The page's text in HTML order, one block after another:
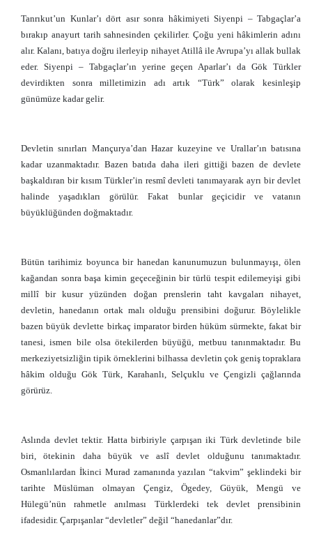
Tanrıkut’un Kunlar’ı dört asır sonra hâkimiyeti Siyenpi – Tabgaçlar’a
bırakıp anayurt tarih sahnesinden çekilirler. Çoğu yeni hâkimlerin adını
alır. Kalanı, batıya doğru ilerleyip nihayet Atillâ ile Avrupa’yı allak bullak
eder. Siyenpi – Tabgaçlar’ın yerine geçen Aparlar’ı da Gök Türkler
devirdikten sonra milletimizin adı artık “Türk” olarak kesinleşip
günümüze kadar gelir.
Devletin sınırları Mançurya’dan Hazar kuzeyine ve Urallar’ın batısına
kadar uzanmaktadır. Bazen batıda daha ileri gittiği bazen de devlete
başkaldıran bir kısım Türkler’in resmî devleti tanımayarak ayrı bir devlet
halinde yaşadıkları görülür. Fakat bunlar geçicidir ve vatanın
büyüklüğünden doğmaktadır.
Bütün tarihimiz boyunca bir hanedan kanunumuzun bulunmayışı, ölen
kağandan sonra başa kimin geçeceğinin bir türlü tespit edilemeyişi gibi
millî bir kusur yüzünden doğan prenslerin taht kavgaları nihayet,
devletin, hanedanın ortak malı olduğu prensibini doğurur. Böylelikle
bazen büyük devlette birkaç imparator birden hüküm sürmekte, fakat bir
tanesi, ismen bile olsa ötekilerden büyüğü, metbuu tanınmaktadır. Bu
merkeziyetsizliğin tipik örneklerini bilhassa devletin çok geniş topraklara
hâkim olduğu Gök Türk, Karahanlı, Selçuklu ve Çengizli çağlarında
görürüz.
Aslında devlet tektir. Hatta birbiriyle çarpışan iki Türk devletinde bile
biri, ötekinin daha büyük ve aslî devlet olduğunu tanımaktadır.
Osmanlılardan İkinci Murad zamanında yazılan “takvim” şeklindeki bir
tarihte Müslüman olmayan Çengiz, Ögedey, Güyük, Mengü ve
Hülegü’nün rahmetle anılması Türklerdeki tek devlet prensibinin
ifadesidir. Çarpışanlar “devletler” değil “hanedanlar”dır.